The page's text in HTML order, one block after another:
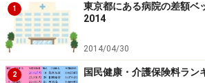
1
東京都にある病院の差額ベ
2014
2014/04/30
2 国民健康・介護保険料ラン